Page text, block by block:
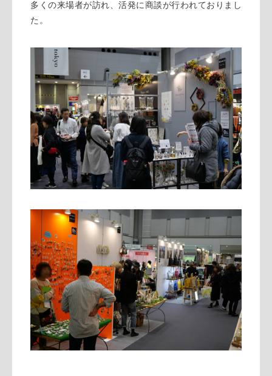
多くの来場者が訪れ、活発に商談が行われておりまし
た。